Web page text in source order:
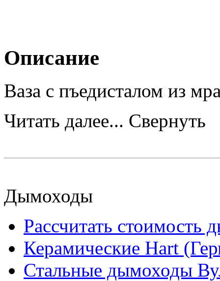
Описание
Ваза с пъедисталом из
Читать далее... Свернуть
Дымоходы
Рассчитать стоимость
Керамические Hart
Стальные дымоходы